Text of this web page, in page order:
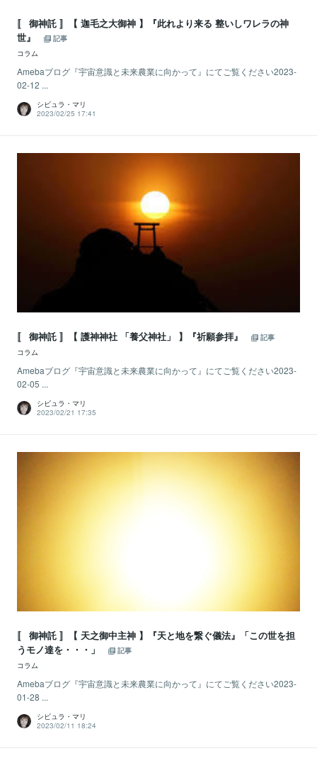
〚 御神託 〛【 迦毛之大御神 】『此れより来る 整いしワレラの神
世』
記事
コラム
Amebaブログ『宇宙意識と未来農業に向かって』にてご覧ください2023-
02-12 ...
シビュラ・マリ
2023/02/25 17:41
〚 御神託 〛【 護神神社 「養父神社」 】『祈願参拝』
記事
コラム
Amebaブログ『宇宙意識と未来農業に向かって』にてご覧ください2023-
02-05 ...
シビュラ・マリ
2023/02/21 17:35
〚 御神託 〛【 天之御中主神 】『天と地を繋ぐ儀法』「この世を担
うモノ達を・・・」
記事
コラム
Amebaブログ『宇宙意識と未来農業に向かって』にてご覧ください2023-
01-28 ...
シビュラ・マリ
2023/02/11 18:24